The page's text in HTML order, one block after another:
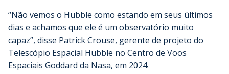
“Não vemos o Hubble como estando em seus últimos
dias e achamos que ele é um observatório muito
capaz”, disse Patrick Crouse, gerente de projeto do
Telescópio Espacial Hubble no Centro de Voos
Espaciais Goddard da Nasa, em 2024.